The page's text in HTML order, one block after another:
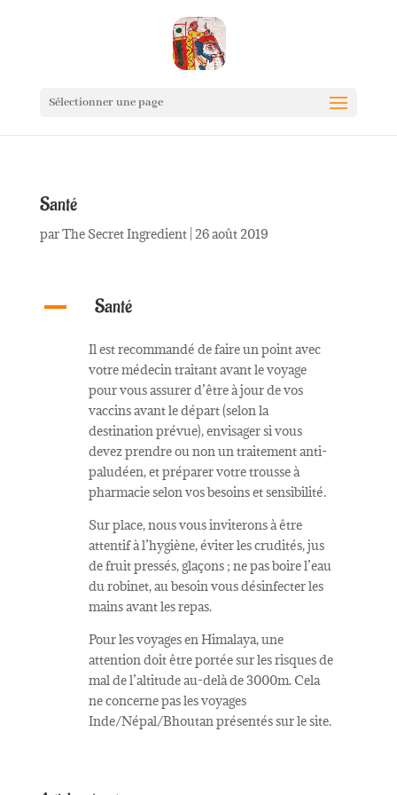
Sélectionner une page
Santé
parThe Secret Ingredient| 26 août 2019
A Santé
Il est recommandé de faire un point avec
votre médecin traitant avant le voyage
pour vous assurer d’être à jour de vos
vaccins avant le départ (selon la
destination prévue), envisager si vous
devez prendre ou non un traitement anti-
paludéen, et préparer votre trousse à
pharmacie selon vos besoins et sensibilité.
Sur place, nous vous inviterons à être
attentif à l’hygiène, éviter les crudités, jus
de fruit pressés, glaçons ; ne pas boire l’eau
du robinet, au besoin vous désinfecter les
mains avant les repas.
Pour les voyages en Himalaya, une
attention doit être portée sur les risques de
mal de l’altitude au-delà de 3000m. Cela
ne concerne pas les voyages
Inde/Népal/Bhoutan présentés sur le site.